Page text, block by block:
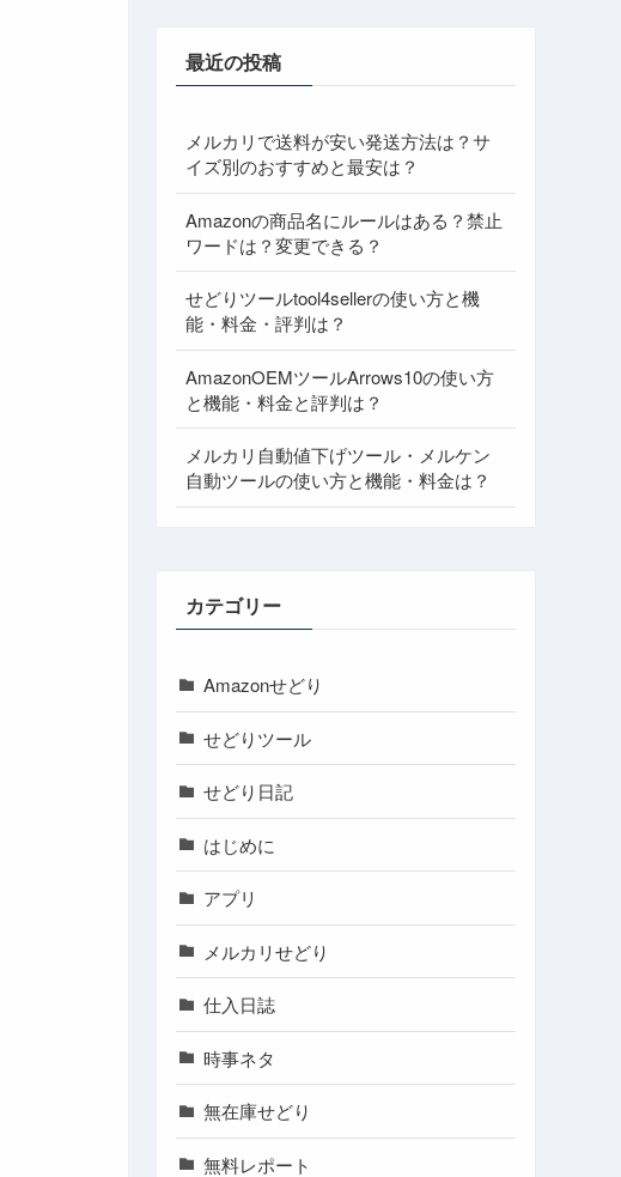
最近の投稿
メルカリで送料が安い発送方法は？サ
イズ別のおすすめと最安は？
Amazonの商品名にルールはある？禁止
ワードは？変更できる？
せどりツールtool4sellerの使い方と機
能・料金・評判は？
AmazonOEMツールArrows10の使い方
と機能・料金と評判は？
メルカリ自動値下げツール・メルケン
自動ツールの使い方と機能・料金は？
カテゴリー
Amazonせどり
せどりツール
せどり日記
はじめに
アプリ
メルカリせどり
仕入日誌
時事ネタ
無在庫せどり
無料レポート